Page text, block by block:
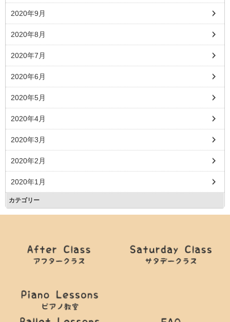
2020年9月
2020年8月
2020年7月
2020年6月
2020年5月
2020年4月
2020年3月
2020年2月
2020年1月
カテゴリー